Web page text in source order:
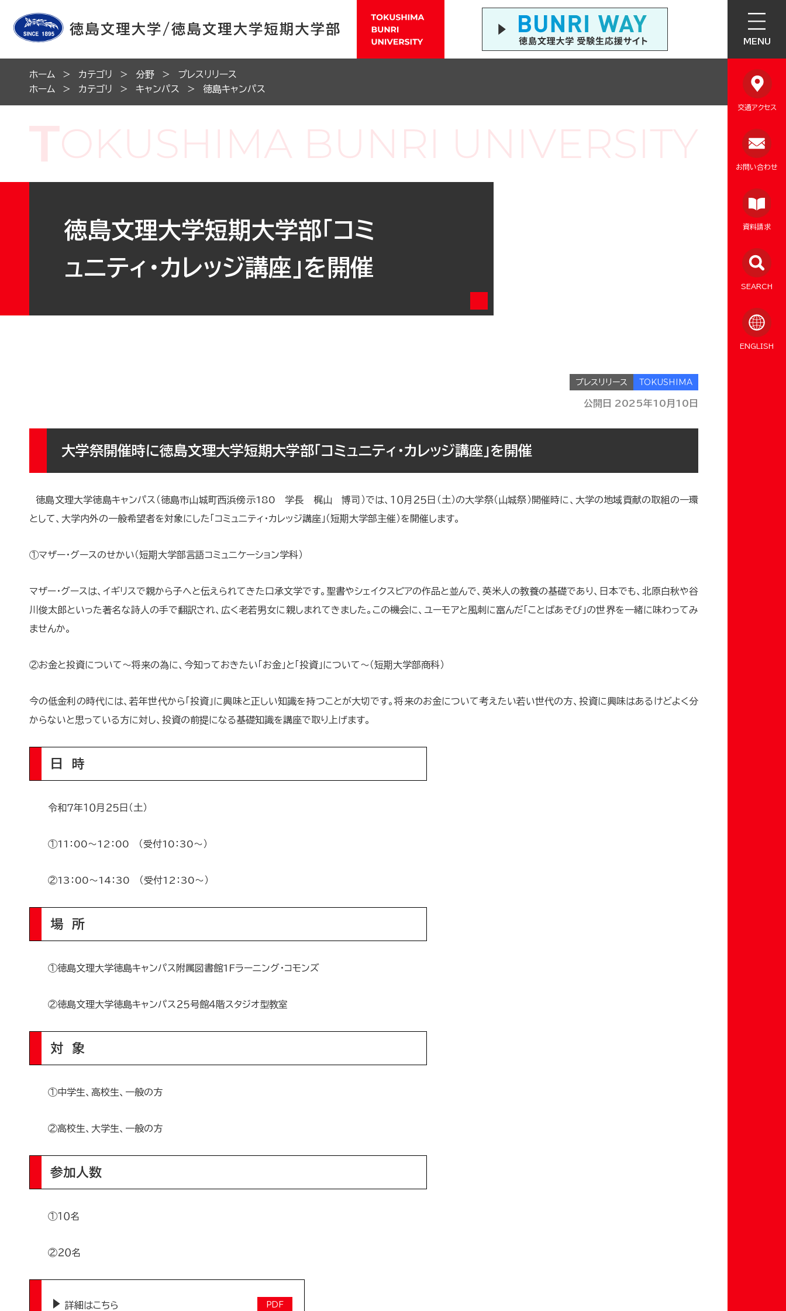
MENU
交通アクセス
お問い合わせ
資料請求
SEARCH
ENGLISH
ホーム カテゴリ 分野
プレスリリース
ホーム
カテゴリ キャンパス 徳島キャンパス
徳島文理大学短期大学部「コミ
ュニティ・カレッジ講座」を開催
プレスリリース
公開日 2025年10月10日
大学祭開催時に徳島文理大学短期大学部「コミュニティ・カレッジ講座」を開催
徳島文理大学徳島キャンパス（徳島市山城町西浜傍示180 学長 梶山 博司）では、１０月２５日（土）の大学祭（山城祭）開催時に、大学の地域貢献の取組の一環
として、大学内外の一般希望者を対象にした「コミュニティ・カレッジ講座」（短期大学部主催）を開催します。
①マザー・グースのせかい（短期大学部言語コミュニケーション学科）
マザー・グースは、イギリスで親から子へと伝えられてきた口承文学です。聖書やシェイクスピアの作品と並んで、英米人の教養の基礎であり、日本でも、北原白秋や谷
川俊太郎といった著名な詩人の手で翻訳され、広く老若男女に親しまれてきました。この機会に、ユーモアと風刺に富んだ「ことばあそび」の世界を一緒に味わってみ
ませんか。
②お金と投資について～将来の為に、今知っておきたい「お金」と「投資」について～（短期大学部商科）
今の低金利の時代には、若年世代から「投資」に興味と正しい知識を持つことが大切です。将来のお金について考えたい若い世代の方、投資に興味はあるけどよく分
からないと思っている方に対し、投資の前提になる基礎知識を講座で取り上げます。
日 時
令和７年１０月２５日（土）
①11：00～12：00 （受付10：30～）
②13：00～14：30 （受付12：30～）
場 所
①徳島文理大学徳島キャンパス附属図書館1Fラーニング・コモンズ
②徳島文理大学徳島キャンパス２５号館４階スタジオ型教室
対 象
①中学生、高校生、一般の方
②高校生、大学生、一般の方
参加人数
①１０名
②２０名
詳細はこちら